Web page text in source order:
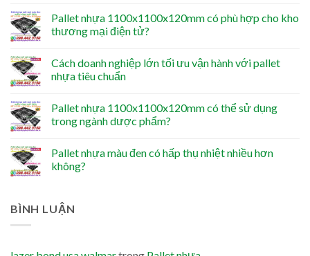
Pallet nhựa 1100x1100x120mm có phù hợp cho kho
thương mại điện tử?
Cách doanh nghiệp lớn tối ưu vận hành với pallet
nhựa tiêu chuẩn
Pallet nhựa 1100x1100x120mm có thể sử dụng
trong ngành dược phẩm?
Pallet nhựa màu đen có hấp thụ nhiệt nhiều hơn
không?
BÌNH LUẬN